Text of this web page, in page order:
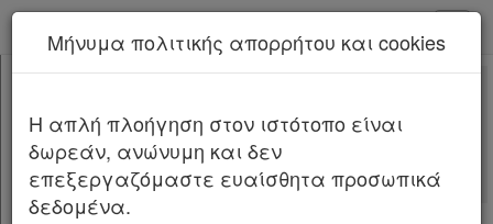
Κεφαλίδα
Σώμα [-]
ΚΕΦΑΛΑΙΟ Α΄ [-]
Άρθρο 1
Νέα υπηρεσία Kodiko Assistant.Περισσότερα
Νόμος 4150/2013
Αλλαγές που επέφερε
Με τιςτελευταίες αλλαγές
Μήνυμα πολιτικής απορρήτου και cookies
H απλή πλοήγηση στον ιστότοπο είναι
δωρεάν, ανώνυμη και δεν
επεξεργαζόμαστε ευαίσθητα προσωπικά
δεδομένα.